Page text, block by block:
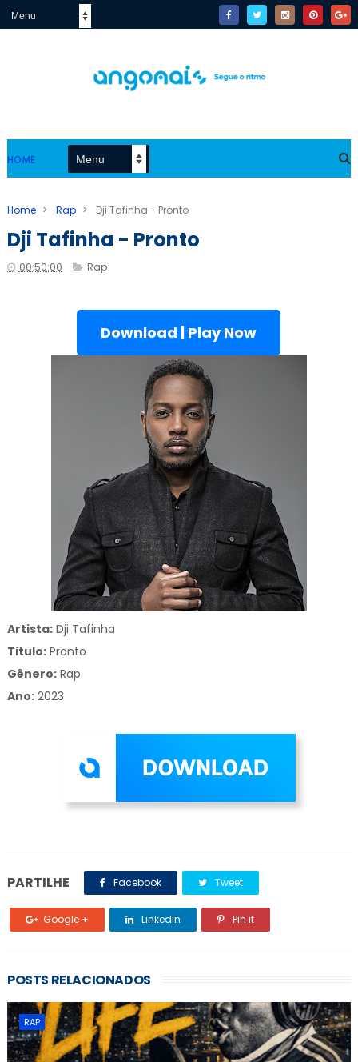
HOME
Home > Rap > Dji Tafinha - Pronto
Dji Tafinha - Pronto
00:50:00 Rap
Download | Play Now
Artista:Dji Tafinha
Titulo:Pronto
Gênero: Rap
Ano:2023
PARTILHE Facebook Tweet
Google + Linkedin Pin it
POSTS RELACIONADOS
RAP